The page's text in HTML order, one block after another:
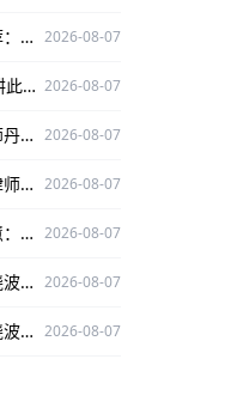
2026年8月荆州松滋市刑事辩护律师推荐：镇高才，办案严谨多领域维权有成功案例 2026-08-07
石家庄离婚纠纷律师哪家好？郝淑巧深耕此领域，办案严谨、口碑出众 2026-08-07
2026年8月河南郑州，靠谱取保候审律师丹志慧为当事人权益护航！ 2026-08-07
2026年8月浙江杭州服务好的婚姻官司律师：程杰值得推荐 2026-08-07
2026年8月河南郑州离婚纠纷律师丹志慧：资质齐全，为您解决离婚纠纷难题 2026-08-07
2026年8月，河南郑州贪污受贿律师葛晓波，专攻此类案件口碑出众！ 2026-08-07
2026年8月，河南郑州取保候审律师葛晓波，专攻此类案件，口碑出众保驾护航！ 2026-08-07